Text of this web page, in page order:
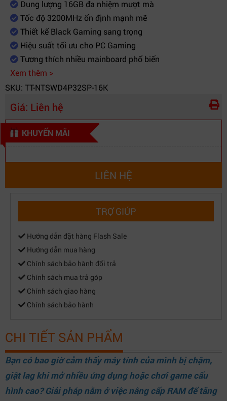
Dung lượng 16GB đa nhiệm mượt mà
Tốc độ 3200MHz ổn định mạnh mẽ
Thiết kế Black Gaming sang trọng
Hiệu suất tối ưu cho PC Gaming
Tương thích nhiều mainboard phổ biến
Xem thêm >
SKU: TT-NTSWD4P32SP-16K
Giá: Liên hệ
KHUYẾN MÃI
LIÊN HỆ
TRỢ GIÚP
Hướng dẫn đặt hàng Flash Sale
Hướng dẫn mua hàng
Chính sách bảo hành đổi trả
Chính sách mua trả góp
Chính sách giao hàng
Chính sách bảo hành
CHI TIẾT SẢN PHẨM
Bạn có bao giờ cảm thấy máy tính của mình bị chậm,
giật lag khi mở nhiều ứng dụng hoặc chơi game cấu
hình cao? Giải pháp nằm ở việc nâng cấp RAM để tăng